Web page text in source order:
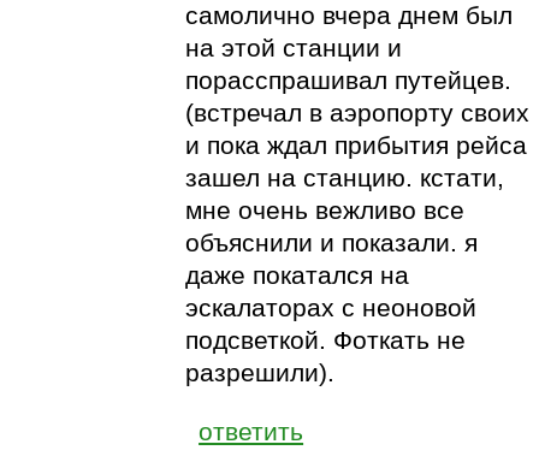
самолично вчера днем был
на этой станции и
порасспрашивал путейцев.
(встречал в аэропорту своих
и пока ждал прибытия рейса
зашел на станцию. кстати,
мне очень вежливо все
объяснили и показали. я
даже покатался на
эскалаторах с неоновой
подсветкой. Фоткать не
разрешили).
ответить